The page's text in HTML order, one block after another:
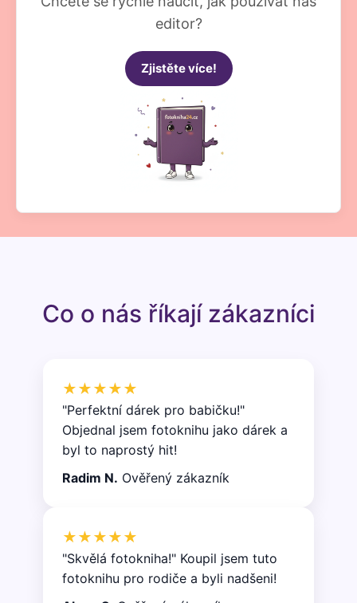
editor?
Zjistěte více!
Co o nás říkají zákazníci
★★★★★
"Perfektní dárek pro babičku!"
Objednal jsem fotoknihu jako dárek a
byl to naprostý hit!
Radim N. Ověřený zákazník
★★★★★
"Skvělá fotokniha!" Koupil jsem tuto
fotoknihu pro rodiče a byli nadšeni!